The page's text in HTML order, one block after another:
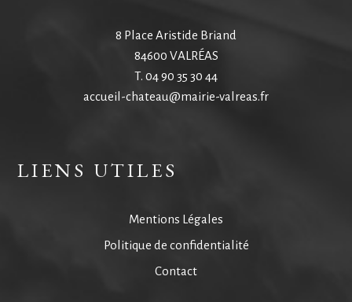
8 Place Aristide Briand
84600 VALRÉAS
T. 04 90 35 30 44
accueil-chateau@mairie-valreas.fr
LIENS UTILES
Mentions Légales
Politique de confidentialité
Contact